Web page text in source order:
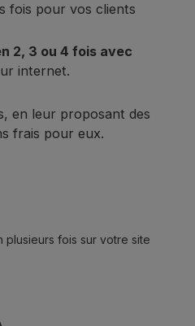
fois pour vos clients
2, 3 ou 4 fois avec
internet.
en leur proposant des
frais pour eux.
plusieurs fois sur votre site